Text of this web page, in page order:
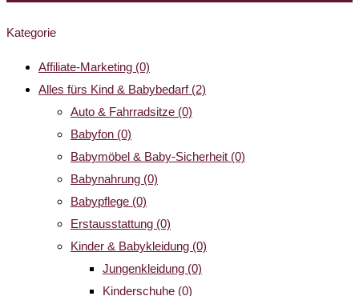
Kategorie
Affiliate-Marketing (0)
Alles fürs Kind & Babybedarf (2)
Auto & Fahrradsitze (0)
Babyfon (0)
Babymöbel & Baby-Sicherheit (0)
Babynahrung (0)
Babypflege (0)
Erstausstattung (0)
Kinder & Babykleidung (0)
Jungenkleidung (0)
Kinderschuhe (0)